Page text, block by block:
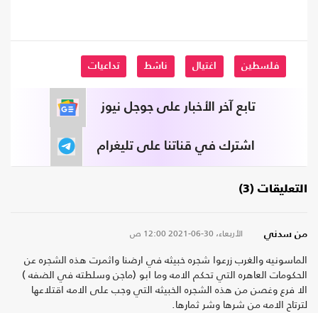
فلسطين اغتيال ناشط تداعيات
تابع آخر الأخبار على جوجل نيوز
اشترك في قناتنا على تليغرام
التعليقات (3)
من سدني الأربعاء، 30-06-2021 12:00 ص
الماسونيه والغرب زرعوا شجره خبيثه في ارضنا واثمرت هذه الشجره عن
الحكومات العاهره التي تحكم الامه وما ابو (ماجن وسلطته في الضفه )
الا فرع وغصن من هذه الشجره الخبيثه التي وجب على الامه اقتلاعها
لترتاح الامه من شرها وشر ثمارها.